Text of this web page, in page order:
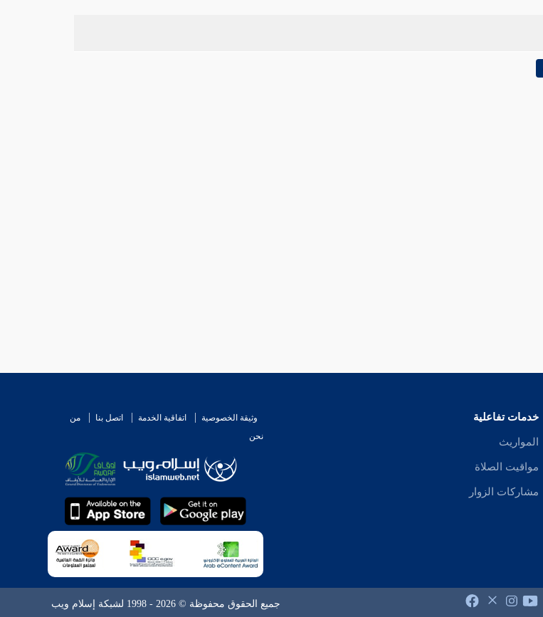
خدمات تفاعلية
المواريث
مواقيت الصلاة
مشاركات الزوار
وثيقة الخصوصية اتفاقية الخدمة اتصل بنا
من
نحن
جميع الحقوق محفوظة © 2026 - 1998 لشبكة إسلام ويب